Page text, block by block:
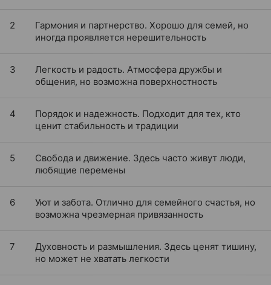
2
Гармония и партнерство. Хорошо для семей, но
иногда проявляется нерешительность
3
Легкость и радость. Атмосфера дружбы и
общения, но возможна поверхностность
4
Порядок и надежность. Подходит для тех, кто
ценит стабильность и традиции
5
Свобода и движение. Здесь часто живут люди,
любящие перемены
6
Уют и забота. Отлично для семейного счастья, но
возможна чрезмерная привязанность
7
Духовность и размышления. Здесь ценят тишину,
но может не хватать легкости